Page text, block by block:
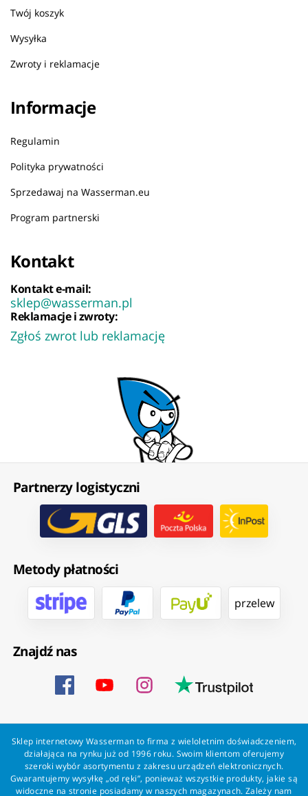
Twój koszyk
Wysyłka
Zwroty i reklamacje
Informacje
Regulamin
Polityka prywatności
Sprzedawaj na Wasserman.eu
Program partnerski
Kontakt
Kontakt e-mail:
sklep@wasserman.pl
Reklamacje i zwroty:
Zgłoś zwrot lub reklamację
Partnerzy logistyczni
Metody płatności
przelew
Znajdź nas
Sklep internetowy Wasserman to firma z wieloletnim doświadczeniem,
działająca na rynku już od 1996 roku. Swoim klientom oferujemy
szeroki wybór asortymentu z zakresu urządzeń elektronicznych.
Gwarantujemy wysyłkę „od ręki”, ponieważ wszystkie produkty, jakie są
widoczne na stronie posiadamy w naszych magazynach. Zależy nam